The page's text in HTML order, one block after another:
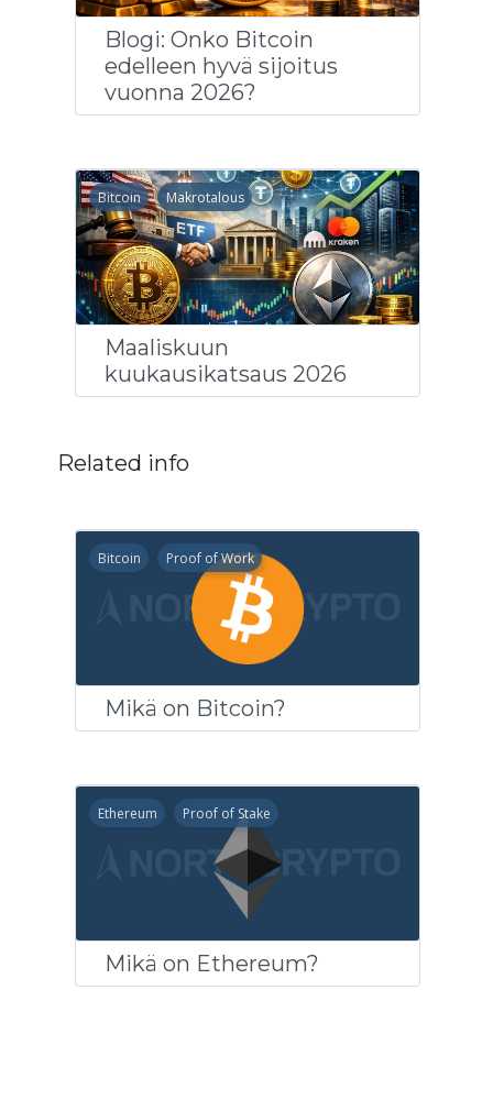
Blogi: Onko Bitcoin
edelleen hyvä sijoitus
vuonna 2026?
Bitcoin Makrotalous
Maaliskuun
kuukausikatsaus 2026
Related info
Bitcoin Proof of Work
Mikä on Bitcoin?
Ethereum Proof of Stake
Mikä on Ethereum?